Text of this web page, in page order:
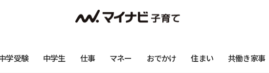
学受験 中学生 仕事 マネー おでかけ 住まい 共働き家事